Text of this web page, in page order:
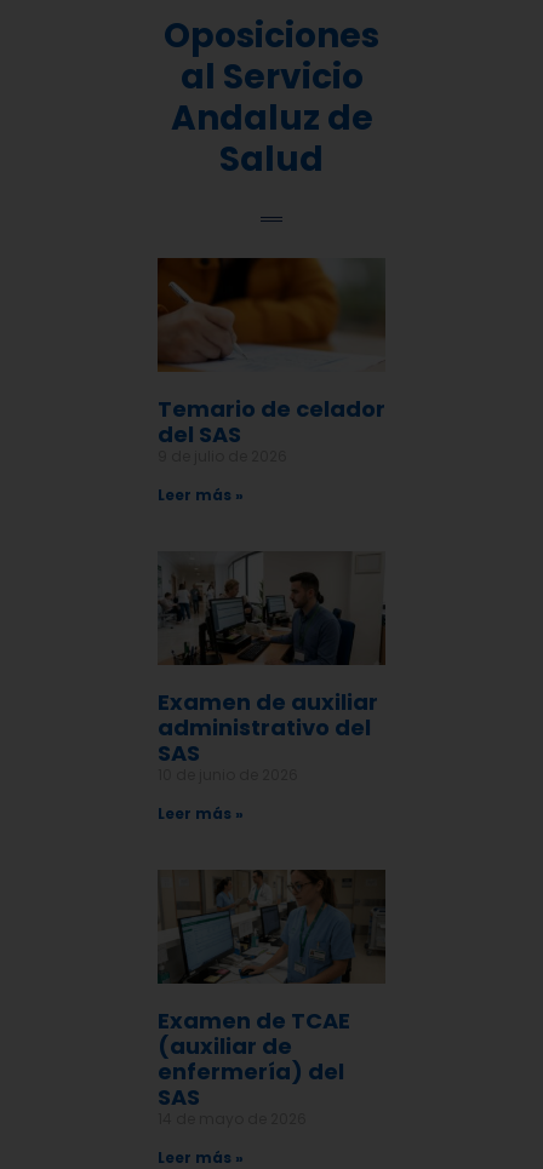
Oposiciones
al Servicio
Andaluz de
Salud
Temario de celador
del SAS
Leer más »
Examen de auxiliar
administrativo del
SAS
Leer más »
Examen de TCAE
(auxiliar de
enfermería) del
SAS
Leer más »